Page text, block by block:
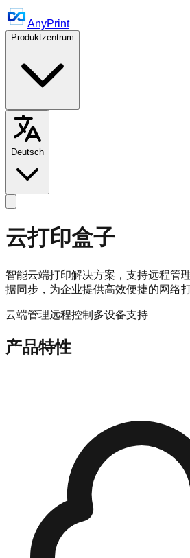
AnyPrint
Produktzentrum
Deutsch
云打印盒子
智能云端打印解决方案，支持远程管
据同步，为企业提供高效便捷的网络
云端管理远程控制 多设备支持
产品特性